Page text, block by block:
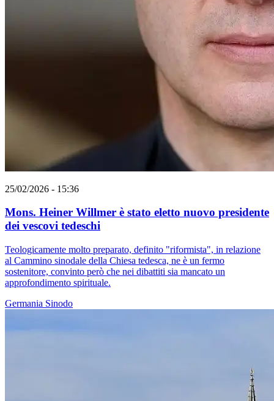
25/02/2026 - 15:36
Mons. Heiner Willmer è stato eletto nuovo presidente
dei vescovi tedeschi
Teologicamente molto preparato, definito "riformista", in relazione
al Cammino sinodale della Chiesa tedesca, ne è un fermo
sostenitore, convinto però che nei dibattiti sia mancato un
approfondimento spirituale.
Germania Sinodo